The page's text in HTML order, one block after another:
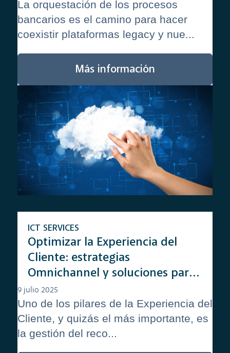
(Kubernetes)
La orquestación de los procesos
bancarios es el camino para hacer
coexistir plataformas legacy y nue...
Más información
Optimizar la Experiencia del
Cliente: estrategias
Omnichannel y soluciones para
la gestión de datos
ICT SERVICES
9 julio 2025
Uno de los pilares de la Experiencia del
Cliente, y quizás el más importante, es
la gestión del reco...